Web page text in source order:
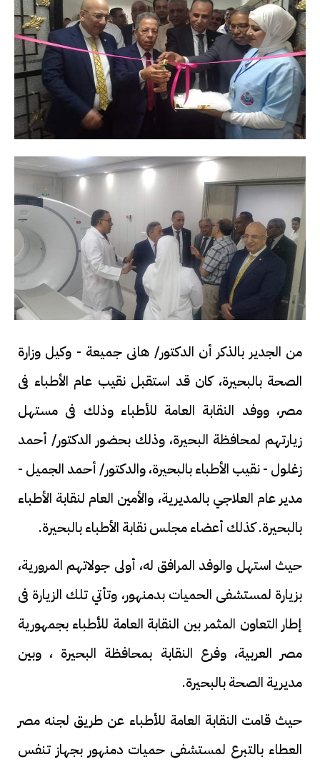
من الجدير بالذكر أن الدكتور/ هانى جميعة - وكيل وزارة
الصحة بالبحيرة، كان قد استقبل نقيب عام الأطباء فى
مصر، ووفد النقابة العامة للأطباء وذلك فى مستهل
زيارتهم لمحافظة البحيرة، وذلك بحضور الدكتور/ أحمد
زغلول - نقيب الأطباء بالبحيرة، والدكتور/ أحمد الجميل -
مدير عام العلاجي بالمديرية، والأمين العام لنقابة الأطباء
بالبحيرة. كذلك أعضاء مجلس نقابة الأطباء بالبحيرة.
حيث استهل والوفد المرافق له، أولى جولاتهم المرورية،
بزيارة لمستشفى الحميات بدمنهور، وتأتي تلك الزيارة فى
إطار التعاون المثمر بين النقابة العامة للأطباء بجمهورية
مصر العربية، وفرع النقابة بمحافظة البحيرة ، وبين
مديرية الصحة بالبحيرة.
حيث قامت النقابة العامة للأطباء عن طريق لجنه مصر
العطاء بالتبرع لمستشفى حميات دمنهور بجهاز تنفس